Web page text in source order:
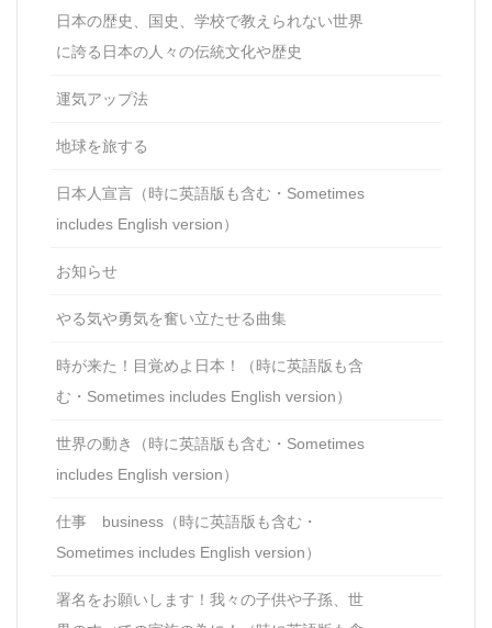
日本の歴史、国史、学校で教えられない世界
に誇る日本の人々の伝統文化や歴史
運気アップ法
地球を旅する
日本人宣言（時に英語版も含む・Sometimes
includes English version）
お知らせ
やる気や勇気を奮い立たせる曲集
時が来た！目覚めよ日本！（時に英語版も含
む・Sometimes includes English version）
世界の動き（時に英語版も含む・Sometimes
includes English version）
仕事 business（時に英語版も含む・
Sometimes includes English version）
署名をお願いします！我々の子供や子孫、世